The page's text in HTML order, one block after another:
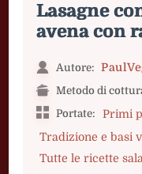
Lasagne
avena con
Autore:
Metodo di
Portate: Primi
Tradizione e basi
Tutte le ricette